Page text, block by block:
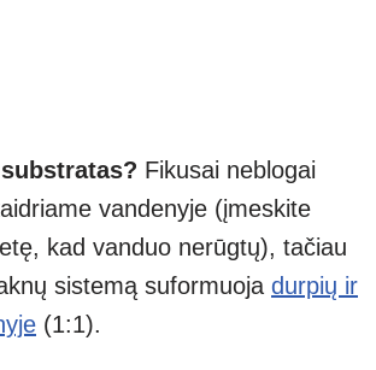
Fikusai neblogai
vandenyje (įmeskite
kad vanduo nerūgtų), tačiau
sistemą suformuoja durpių ir
(1:1).